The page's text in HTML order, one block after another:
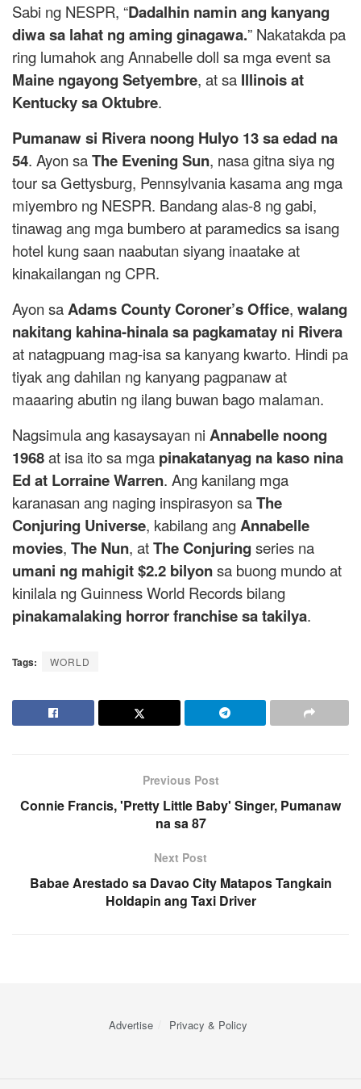
Sabi ng NESPR, “Dadalhin namin ang kanyang
diwa sa lahat ng aming ginagawa.” Nakatakda pa
ring lumahok ang Annabelle doll sa mga event sa
Maine ngayong Setyembre, at sa Illinois at
Kentucky sa Oktubre.
Pumanaw si Rivera noong Hulyo 13 sa edad na
54. Ayon saThe Evening Sun, nasa gitna siya ng
tour sa Gettysburg, Pennsylvania kasama ang mga
miyembro ng NESPR. Bandang alas-8 ng gabi,
tinawag ang mga bumbero at paramedics sa isang
hotel kung saan naabutan siyang inaatake at
kinakailangan ng CPR.
Ayon saAdams County Coroner’s Office, walang
nakitang kahina-hinala sa pagkamatay ni Rivera
at natagpuang mag-isa sa kanyang kwarto. Hindi pa
tiyak ang dahilan ng kanyang pagpanaw at
maaaring abutin ng ilang buwan bago malaman.
Nagsimula ang kasaysayan ni Annabelle noong
1968at isa ito sa mga pinakatanyag na kaso nina
Ed at Lorraine Warren. Ang kanilang mga
karanasan ang naging inspirasyon saThe
Conjuring Universe, kabilang angAnnabelle
movies, The Nun, atThe Conjuring series na
umani ng mahigit $2.2 bilyonsa buong mundo at
kinilala ng Guinness World Records bilang
pinakamalaking horror franchise sa takilya.
Tags: WORLD
Previous Post
Connie Francis, 'Pretty Little Baby' Singer, Pumanaw
na sa 87
Next Post
Babae Arestado sa Davao City Matapos Tangkain
Holdapin ang Taxi Driver
Advertise Privacy & Policy